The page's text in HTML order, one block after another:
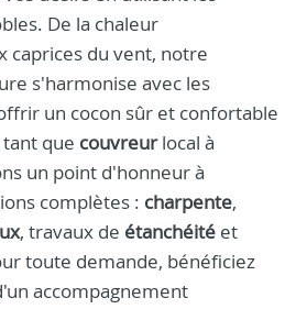
De la chaleur
caprices du vent, notre
s'harmonise avec les
un cocon sûr et confortable
tant que couvreurlocal à
un point d'honneur à
complètes : charpente,
, travaux de étanchéité et
toute demande, bénéficiez
accompagnement